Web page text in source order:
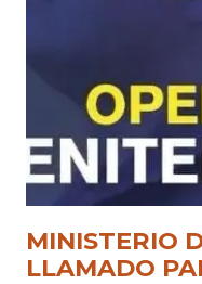
MINISTERIO
LLAMADO